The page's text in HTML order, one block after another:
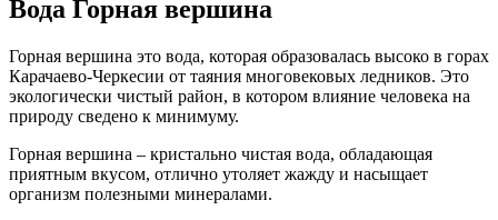
Вода Горная вершина
Горная вершина это вода, которая образовалась высоко в горах
Карачаево-Черкесии от таяния многовековых ледников. Это
экологически чистый район, в котором влияние человека на
природу сведено к минимуму.
Горная вершина – кристально чистая вода, обладающая
приятным вкусом, отлично утоляет жажду и насыщает
организм полезными минералами.